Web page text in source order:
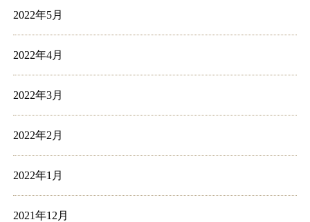
2022年5月
2022年4月
2022年3月
2022年2月
2022年1月
2021年12月